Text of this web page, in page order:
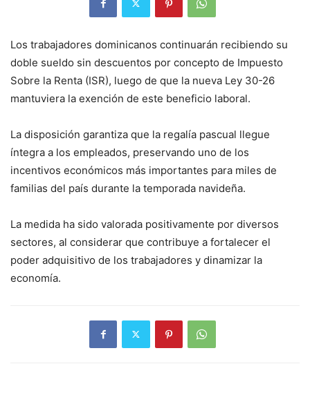
Los trabajadores dominicanos continuarán recibiendo su
doble sueldo sin descuentos por concepto de Impuesto
Sobre la Renta (ISR), luego de que la nueva Ley 30-26
mantuviera la exención de este beneficio laboral.
La disposición garantiza que la regalía pascual llegue
íntegra a los empleados, preservando uno de los
incentivos económicos más importantes para miles de
familias del país durante la temporada navideña.
La medida ha sido valorada positivamente por diversos
sectores, al considerar que contribuye a fortalecer el
poder adquisitivo de los trabajadores y dinamizar la
economía.